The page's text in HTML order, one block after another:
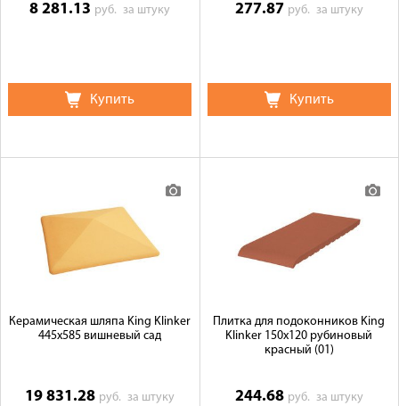
8 281.13 руб.за штуку
Купить
277.87 руб. за штуку
Купить
Керамическая шляпа King Klinker
445х585 вишневый сад
19 831.28 руб.за штуку
Плитка для подоконников King
Klinker 150х120 рубиновый
красный (01)
244.68 руб. за штуку